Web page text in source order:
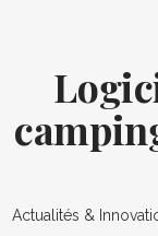
Actualités &